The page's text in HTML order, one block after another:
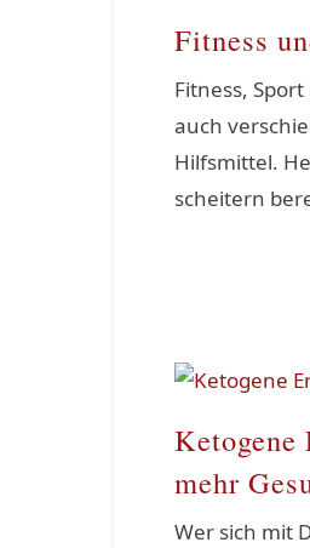
Fitness
Fitness,
auch
Hilfsmittel.
scheitern
mehr
Wer sich mit